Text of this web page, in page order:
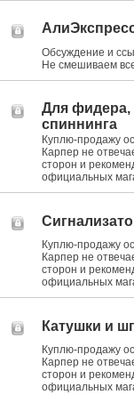
Обсуждение и
Не смешиваем все
Для фидера,
спиннинга
Куплю-продажу
Карпер не
сторон и
официальных
Куплю-продажу
Карпер не
сторон и
официальных
Катушки и
Куплю-продажу
Карпер не
сторон и
официальных